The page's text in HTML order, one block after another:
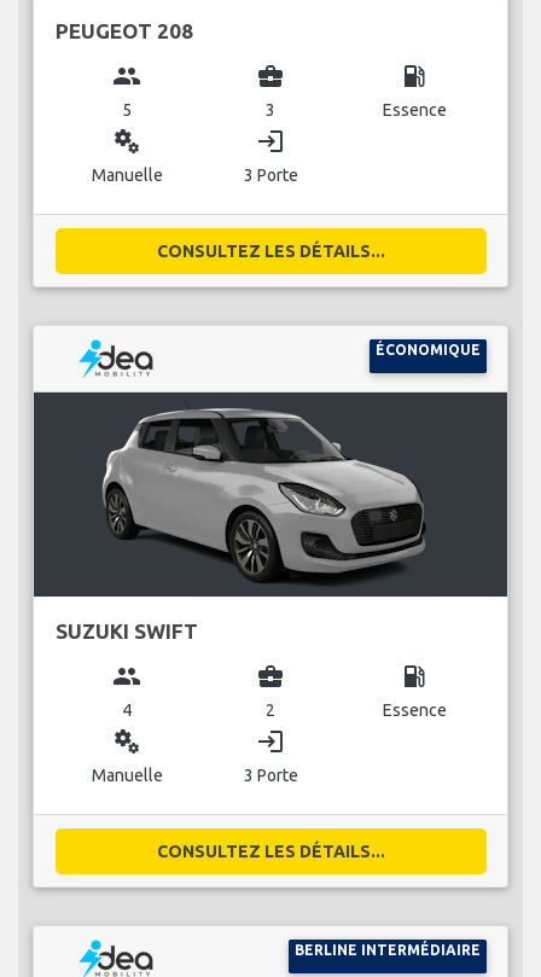
PEUGEOT 208
group
5
business_center
3
local_gas_station
Essence
miscellaneous_services
Manuelle
login
3 Porte
CONSULTEZ LES DÉTAILS...
ÉCONOMIQUE
SUZUKI SWIFT
group
4
business_center
2
local_gas_station
Essence
miscellaneous_services
Manuelle
login
3 Porte
CONSULTEZ LES DÉTAILS...
BERLINE INTERMÉDIAIRE